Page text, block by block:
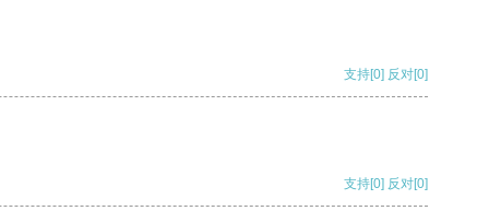
支持[0] 反对[0]
支持[0] 反对[0]